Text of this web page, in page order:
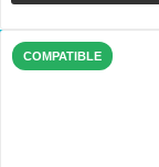
COMPATIBLE